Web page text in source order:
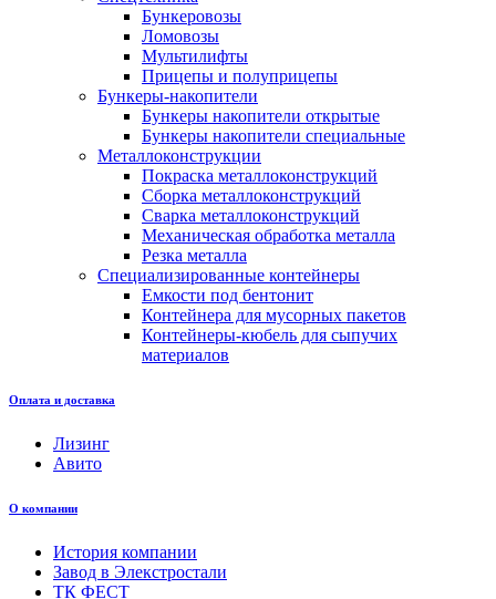
Бункеровозы
Ломовозы
Мультилифты
Прицепы и полуприцепы
Бункеры-накопители
Бункеры накопители открытые
Бункеры накопители специальные
Металлоконструкции
Покраска металлоконструкций
Сборка металлоконструкций
Сварка металлоконструкций
Механическая обработка металла
Резка металла
Специализированные контейнеры
Емкости под бентонит
Контейнера для мусорных пакетов
Контейнеры-кюбель для сыпучих
материалов
Оплата и доставка
Лизинг
Авито
О компании
История компании
Завод в Элекстростали
ТК ФЕСТ